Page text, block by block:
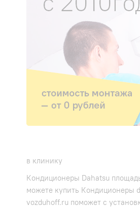
в клинику
Кондиционеры Dahatsu
можете купить Кондиционеры
vozduhoff.ru поможет с